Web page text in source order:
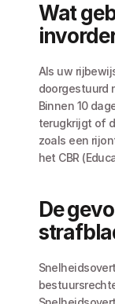
Wat
Als uw
doorgestuurd
Binnen 10
terugkrijgt of
zoals een
het CBR
De